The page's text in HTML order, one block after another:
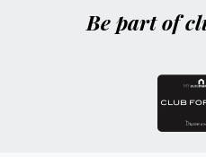
Be part of